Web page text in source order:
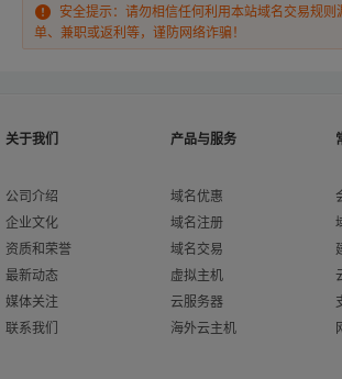
安全提示：请勿相信任何利用本站域名交易规
单、兼职或返利等，谨防网络诈骗！
关于我们
公司介绍
企业文化
资质和荣誉
最新动态
媒体关注
联系我们
产品与服务
域名优惠
域名注册
域名交易
虚拟主机
云服务器
海外云主机